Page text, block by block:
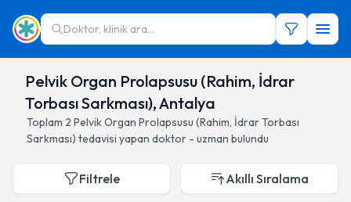
Doktor, klinik ara...
Pelvik Organ Prolapsusu (Rahim, İdrar
Torbası Sarkması), Antalya
Toplam 2 Pelvik Organ Prolapsusu (Rahim, İdrar Torbası
Sarkması) tedavisi yapan doktor - uzman bulundu
Filtrele Akıllı Sıralama